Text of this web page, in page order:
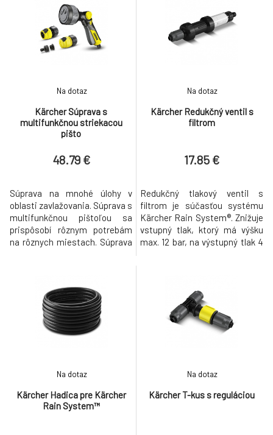
počas polievania striedať
kužeľový a bodový tvar
rozstrekovaného prúdu vody.
Dajú sa tak polievať kvety a
rastliny, ale
rozstrekovaného prúdu:
bodový a kužeľový prúd. Na
jednej strane môžete
Kärcher Súprava s
multifunkčnou striekacou
pišto
Na dotaz
48.79 €
Súprava na mnohé úlohy v
oblasti zavlažovania. Súprava s
multifunkčnou pištoľou sa
prispôsobí rôznym potrebám
na rôznych miestach. Súprava
rozstrekovaného prúdu:
sprcha, bodový a plochý prúd
ako aj jemná rozprašovaná
hmla. Takto zvládne
multifunkčná striek
Kärcher Redukčný ventil s
filtrom
Na dotaz
17.85 €
Redukčný tlakový ventil s
filtrom je súčasťou systému
Kärcher Rain System®. Znižuje
vstupný tlak, ktorý má výšku
max. 12 bar, na výstupný tlak 4
chráni systém pred
čiastočkami špiny. Filtračná
vložka sa dá bez problémov
vybrať a vyčistiť. Na vstupnej
Kärcher Hadica pre Kärcher
Rain System™
Na dotaz
Kärcher T-kus s reguláciou
Na dotaz